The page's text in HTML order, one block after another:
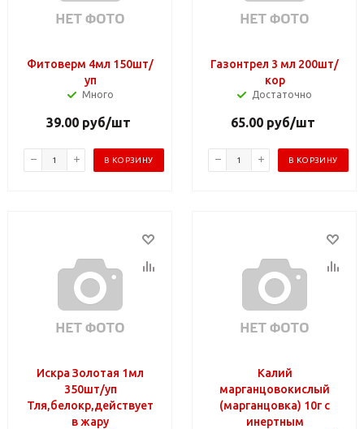
Фитоверм 4мл 150шт/
уп
Много
39.00 руб/шт
В КОРЗИНУ
Газонтрел 3 мл 200шт/
кор
Достаточно
65.00 руб/шт
В КОРЗИНУ
Искра Золотая 1мл
350шт/уп
Тля,белокр,действует
в жару
Калий
марганцовокислый
(марганцовка) 10г с
инертным